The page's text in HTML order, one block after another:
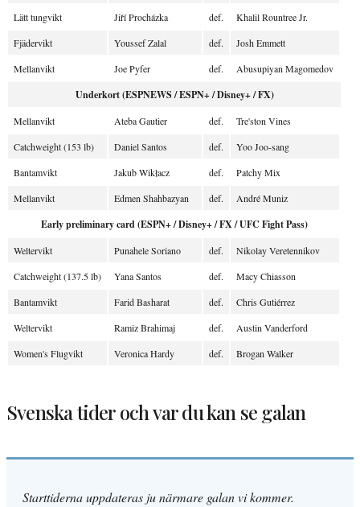
Lätt tungvikt
Jiří Procházka def.
Khalil Rountree Jr.
Fjädervikt
Youssef Zalal def.
Josh Emmett
Mellanvikt
Joe Pyfer def. Abusupiyan Magomedov
Underkort (ESPNEWS / ESPN+ / Disney+ / FX)
Mellanvikt Ateba Gautier def.
Tre'ston Vines
Catchweight (153 lb)
Daniel Santos def.
Yoo Joo-sang
Bantamvikt
Jakub Wikłacz def.
Patchy Mix
Mellanvikt
Edmen Shahbazyan def. André Muniz
Early preliminary card (ESPN+ / Disney+ / FX / UFC Fight Pass)
Weltervikt Punahele Soriano def.
Nikolay Veretennikov
Catchweight (137.5 lb)
Yana Santos def.
Macy Chiasson
Bantamvikt
Farid Basharat def.
Chris Gutiérrez
Weltervikt
Ramiz Brahimaj def.
Austin Vanderford
Women's Flugvikt
Veronica Hardy def. Brogan Walker
Svenska tider och var du kan se galan
Starttiderna uppdateras ju närmare galan vi kommer.